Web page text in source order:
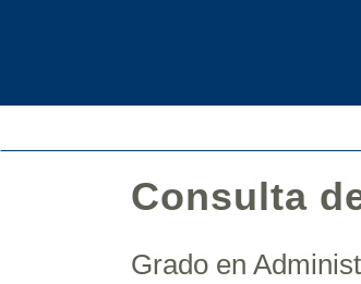
Consulta
Grado en